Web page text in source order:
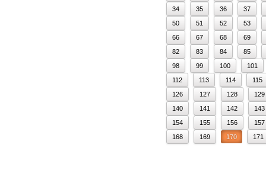
34
35 36
37
50
51 52
53
66
67 68
69
82
83 84
85
98
99 100
101
112
113 114
115
126
127 128
129
140
141 142
143
154
155 156
157
168
169 170 171